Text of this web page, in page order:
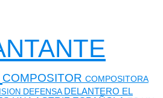
COMPOSITOR COMPOSITORA
DEFENSA DELANTERO EL